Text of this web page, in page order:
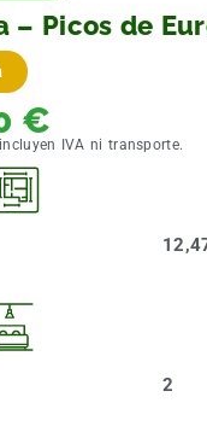
– Picos de
€
IVA ni transporte.
2